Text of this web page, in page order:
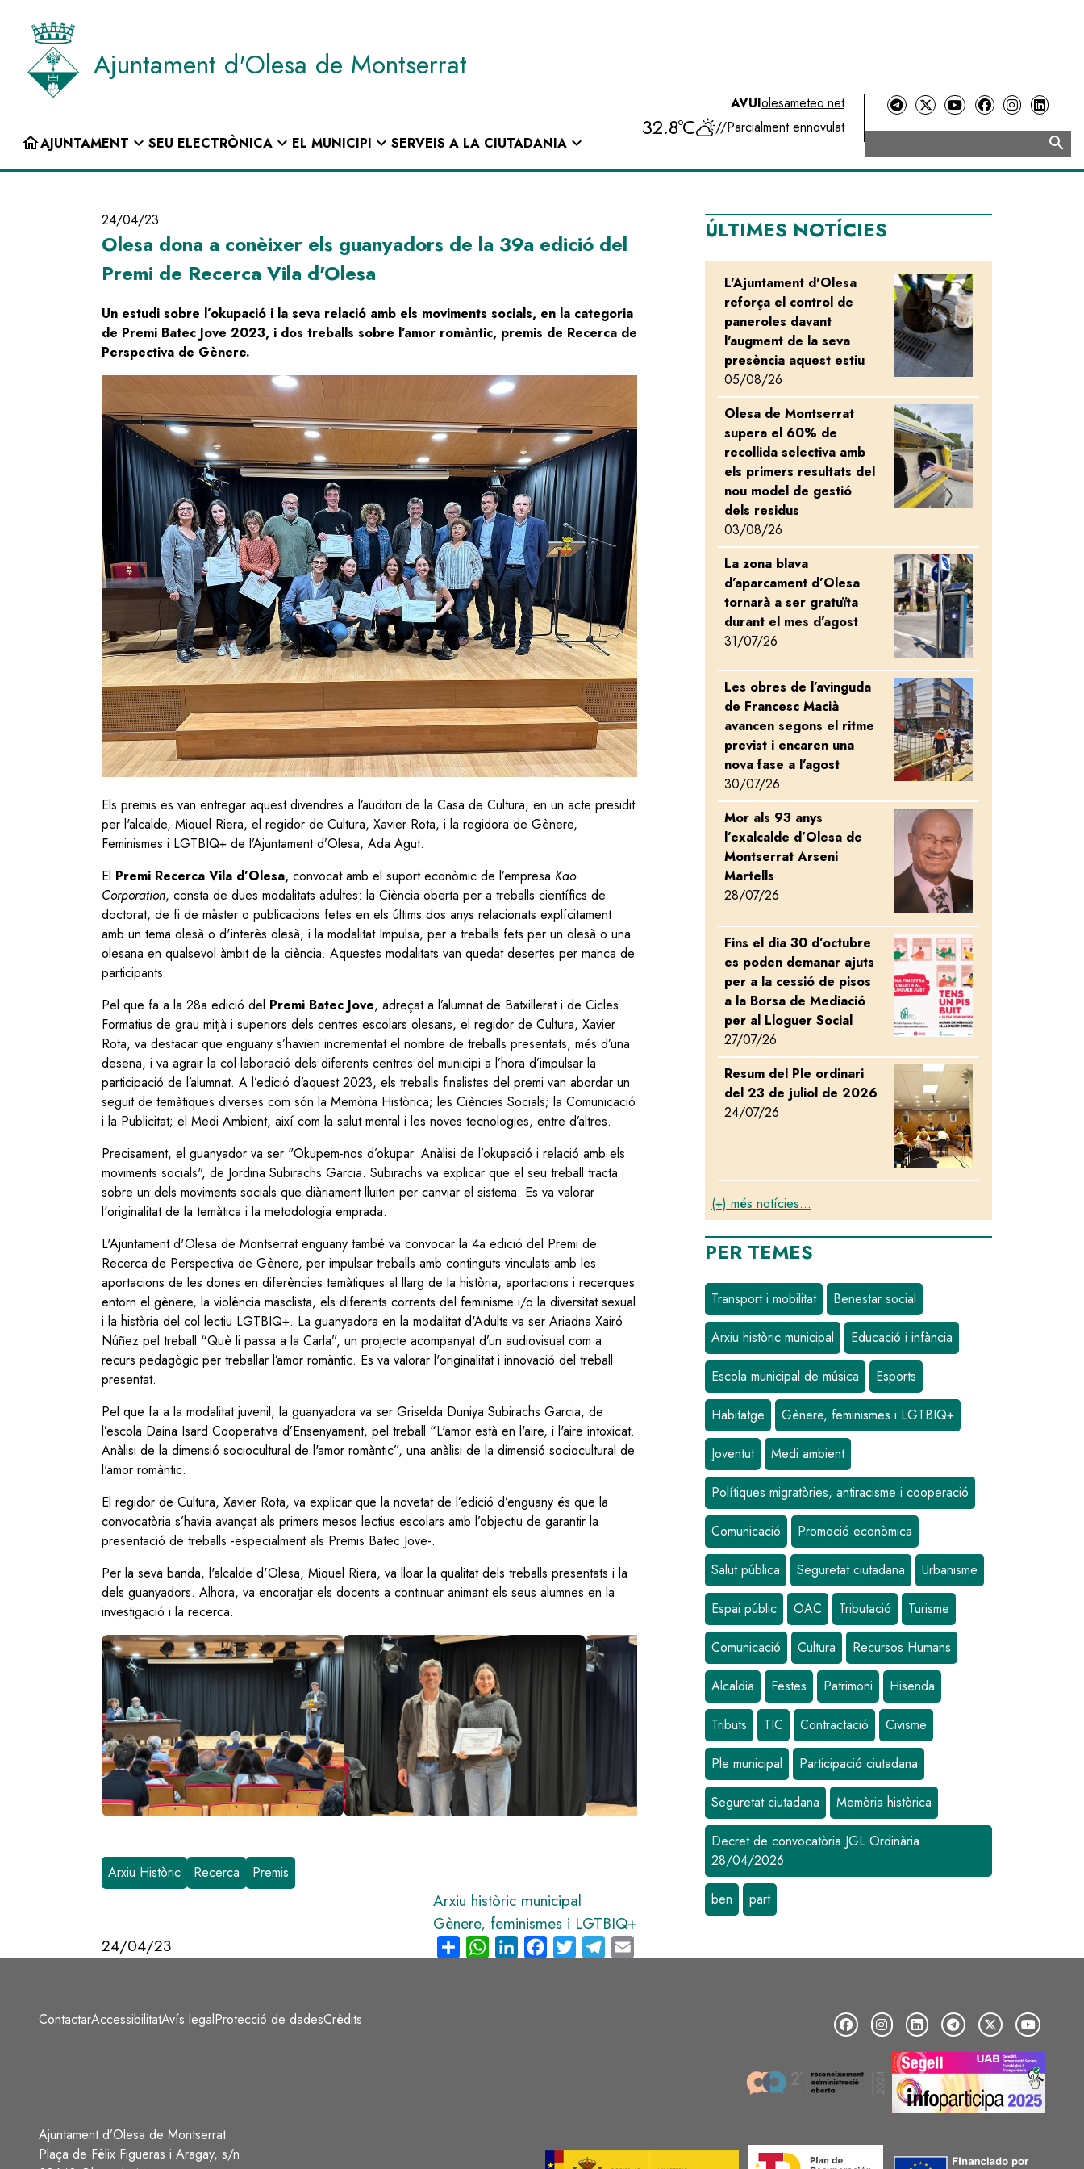
contingut
Ajuntament d'Olesa de Montserrat
Navegació
INICI
homeAJUNTAMENT expand_more SEU ELECTRÒNICAexpand_more EL MUNICIPI expand_more SERVEIS A LA CIUTADANIAexpand_more
AVUIolesameteo.net
32.8ºC //Parcialment ennovulat
search
24/04/23
Olesa dona a conèixer els guanyadors de la 39a edició del
Premi de Recerca Vila d'Olesa
Un estudi sobre l’okupació i la seva relació amb els moviments socials, en la categoria
de Premi Batec Jove 2023, i dos treballs sobre l’amor romàntic, premis de Recerca de
Perspectiva de Gènere.
Els premis es van entregar aquest divendres a l’auditori de la Casa de Cultura, en un acte presidit
per l'alcalde, Miquel Riera, el regidor de Cultura, Xavier Rota, i la regidora de Gènere,
Feminismes i LGTBIQ+ de l’Ajuntament d’Olesa, Ada Agut.
El Premi Recerca Vila d’Olesa, convocat amb el suport econòmic de l’empresa Kao
Corporation, consta de dues modalitats adultes: la Ciència oberta per a treballs científics de
doctorat, de fi de màster o publicacions fetes en els últims dos anys relacionats explícitament
amb un tema olesà o d'interès olesà, i la modalitat Impulsa, per a treballs fets per un olesà o una
olesana en qualsevol àmbit de la ciència. Aquestes modalitats van quedat desertes per manca de
participants.
Pel que fa a la 28a edició del Premi Batec Jove, adreçat a l’alumnat de Batxillerat i de Cicles
Formatius de grau mitjà i superiors dels centres escolars olesans, el regidor de Cultura, Xavier
Rota, va destacar que enguany s’havien incrementat el nombre de treballs presentats, més d’una
desena, i va agrair la col·laboració dels diferents centres del municipi a l’hora d’impulsar la
participació de l’alumnat. A l’edició d’aquest 2023, els treballs finalistes del premi van abordar un
seguit de temàtiques diverses com són la Memòria Històrica; les Ciències Socials; la Comunicació
i la Publicitat; el Medi Ambient, així com la salut mental i les noves tecnologies, entre d’altres.
Precisament, el guanyador va ser "Okupem-nos d’okupar. Anàlisi de l’okupació i relació amb els
moviments socials", de Jordina Subirachs Garcia. Subirachs va explicar que el seu treball tracta
sobre un dels moviments socials que diàriament lluiten per canviar el sistema. Es va valorar
l'originalitat de la temàtica i la metodologia emprada.
L'Ajuntament d'Olesa de Montserrat enguany també va convocar la 4a edició del Premi de
Recerca de Perspectiva de Gènere, per impulsar treballs amb continguts vinculats amb les
aportacions de les dones en diferències temàtiques al llarg de la història, aportacions i recerques
entorn el gènere, la violència masclista, els diferents corrents del feminisme i/o la diversitat sexual
i la història del col·lectiu LGTBIQ+. La guanyadora en la modalitat d'Adults va ser Ariadna Xairó
Núñez pel treball “Què li passa a la Carla”, un projecte acompanyat d’un audiovisual com a
recurs pedagògic per treballar l’amor romàntic. Es va valorar l'originalitat i innovació del treball
presentat.
Pel que fa a la modalitat juvenil, la guanyadora va ser Griselda Duniya Subirachs Garcia, de
l’escola Daina Isard Cooperativa d’Ensenyament, pel treball “L'amor està en l'aire, i l'aire intoxicat.
Anàlisi de la dimensió sociocultural de l'amor romàntic”, una anàlisi de la dimensió sociocultural de
l'amor romàntic.
El regidor de Cultura, Xavier Rota, va explicar que la novetat de l’edició d’enguany és que la
convocatòria s’havia avançat als primers mesos lectius escolars amb l’objectiu de garantir la
presentació de treballs -especialment als Premis Batec Jove-.
Per la seva banda, l'alcalde d'Olesa, Miquel Riera, va lloar la qualitat dels treballs presentats i la
dels guanyadors. Alhora, va encoratjar els docents a continuar animant els seus alumnes en la
investigació i la recerca.
Image
Image Image Image
Arxiu Històric Recerca Premis
Arxiu històric municipal
Gènere, feminismes i LGTBIQ+
24/04/23
Share WhatsAppLinkedInFacebook
Twitter Telegram
ÚLTIMES NOTÍCIES
L'Ajuntament d'Olesa
reforça el control de
paneroles davant
l'augment de la seva
presència aquest estiu
05/08/26
Image
Olesa de Montserrat
supera el 60% de
recollida selectiva amb
els primers resultats del
nou model de gestió
dels residus
03/08/26
Image
La zona blava
d’aparcament d’Olesa
tornarà a ser gratuïta
durant el mes d’agost
31/07/26
Image
Les obres de l’avinguda
de Francesc Macià
avancen segons el ritme
previst i encaren una
nova fase a l’agost
30/07/26
Image
Mor als 93 anys
l’exalcalde d’Olesa de
Montserrat Arseni
Martells
28/07/26
Image
Fins el dia 30 d’octubre
es poden demanar ajuts
per a la cessió de pisos
a la Borsa de Mediació
per al Lloguer Social
27/07/26
Image
Resum del Ple ordinari
del 23 de juliol de 2026
24/07/26
Image
(+) més notícies...
PER TEMES
Transport i mobilitat Benestar social
Arxiu històric municipal Educació i infància
Escola municipal de música Esports
Habitatge Gènere, feminismes i LGTBIQ+
Joventut Medi ambient
Polítiques migratòries, antiracisme i cooperació
Comunicació Promoció econòmica
Salut pública Seguretat ciutadana Urbanisme
Espai públic OAC Tributació Turisme
Comunicació Cultura Recursos Humans
Alcaldia Festes Patrimoni Hisenda
Tributs TIC Contractació Civisme
Ple municipal Participació ciutadana
Seguretat ciutadana Memòria històrica
Decret de convocatòria JGL Ordinària
28/04/2026
ben part
Peu
ContactarAccessibilitatAvís legalProtecció de dadesCrèdits
Ajuntament d’Olesa de Montserrat
Plaça de Fèlix Figueras i Aragay, s/n
Image
Image
Image